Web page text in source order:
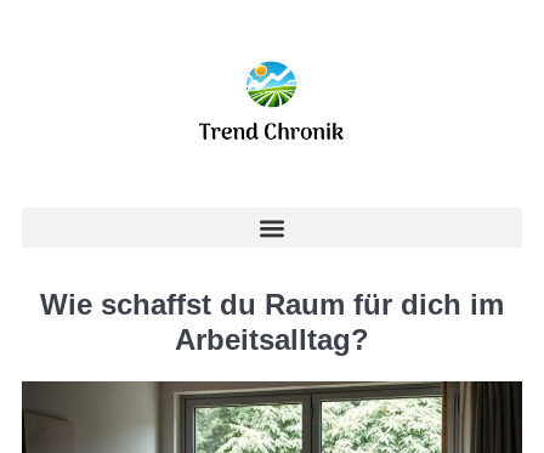
Wie schaffst du Raum für dich im
Arbeitsalltag?